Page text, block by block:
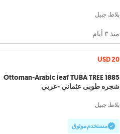
بلاط, جبيل
منذ ٣ أيام
USD 20
1885 Ottoman-Arabic leaf TUBA TREE
شجره طوبى عثماني -عربي
بلاط, جبيل
مستخدم موثوق